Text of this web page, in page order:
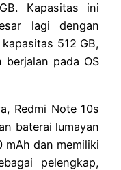
Kapasitas ini
lagi dengan
512 GB,
berjalan pada OS
Redmi Note 10s
baterai lumayan
mAh dan memiliki
pelengkap,